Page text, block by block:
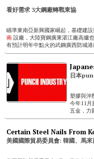
看好需求 3大鋼廠轉戰東協
瞄準東南亞新興國家崛起，基礎建
南設廠，大陸寶鋼廣東湛江廠高爐
有預計明年中點火的武鋼廣西防城
日本
塑膠與沖
今年11月
五金，力
雖然該公
美國國際貿易委員會: 韓國、馬